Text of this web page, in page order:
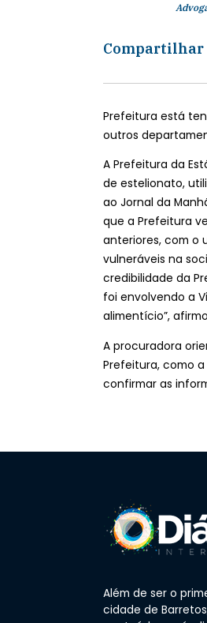
Compartilhar
Prefeitura está
outros
A Prefeitura da
de estelionato,
ao Jornal da
que a Prefeitura
anteriores, com o
vulneráveis na
credibilidade da
foi envolvendo a
alimentício”,
A procuradora
Prefeitura, como
confirmar as
Além de ser o
cidade de